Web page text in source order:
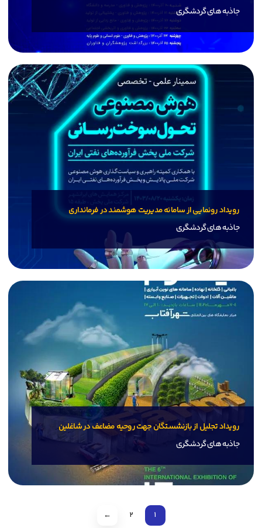
جاذبه های گردشگری
رویداد رونمایی از سامانه مدیریت هوشمند در فرمانداری
جاذبه های گردشگری
رویداد تجلیل از بازنشستگان جهت روحیه مضاعف در شاغلین
جاذبه های گردشگری
1
2
←